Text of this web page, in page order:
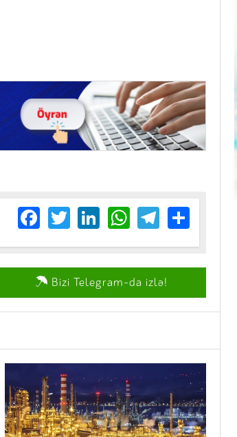
Facebook
TwitterLinkedIn
WhatsApp
Telegram
Share
Bizi Telegram-da izlə!